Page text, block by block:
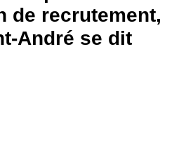
de recrutement,
André se dit